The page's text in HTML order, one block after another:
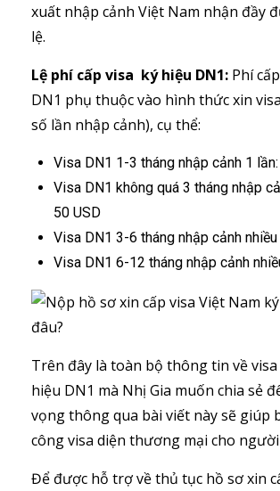
xuất nhập cảnh Việt Nam nhận đầy
lệ.
Lệ phí cấp visa ký hiệu DN1: Phí
DN1 phụ thuộc vào hình thức xin
số lần nhập cảnh), cụ thể:
Visa DN1 1-3 tháng nhập cảnh 1
Visa DN1 không quá 3 tháng nhập
50 USD
Visa DN1 3-6 tháng nhập cảnh
Visa DN1 6-12 tháng nhập cảnh
Trên đây là toàn bộ thông tin về
hiệu DN1 mà Nhị Gia muốn chia sẻ
vọng thông qua bài viết này sẽ giúp
công visa diện thương mại cho
Để được hỗ trợ về thủ tục hồ sơ xin